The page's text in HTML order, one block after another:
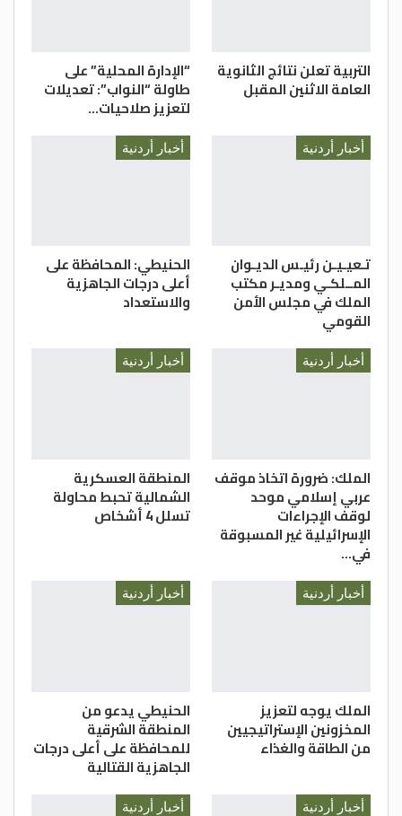
التربية تعلن نتائج الثانوية
العامة الاثنين المقبل
“الإدارة المحلية” على
طاولة “النواب”: تعديلات
لتعزيز صلاحيات…
أخبار أردنية
تـعيـيـن رئيـس الديـوان
المــلكـي ومديـر مكتب
الملك في مجلس الأمن
القومي
أخبار أردنية
الحنيطي: المحافظة على
أعلى درجات الجاهزية
والاستعداد
أخبار أردنية
الملك: ضرورة اتخاذ موقف
عربي إسلامي موحد
لوقف الإجراءات
الإسرائيلية غير المسبوقة
في…
أخبار أردنية
المنطقة العسكرية
الشمالية تحبط محاولة
تسلل 4 أشخاص
أخبار أردنية
الملك يوجه لتعزيز
المخزونين الإستراتيجيين
من الطاقة والغذاء
أخبار أردنية
الحنيطي يدعو من
المنطقة الشرقية
للمحافظة على أعلى درجات
الجاهزية القتالية
أخبار أردنية أخبار أردنية